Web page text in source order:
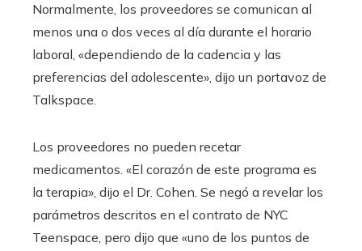
Normalmente, los proveedores se comunican al
menos una o dos veces al día durante el horario
laboral, «dependiendo de la cadencia y las
preferencias del adolescente», dijo un portavoz de
Talkspace.
Los proveedores no pueden recetar
medicamentos. «El corazón de este programa es
la terapia», dijo el Dr. Cohen. Se negó a revelar los
parámetros descritos en el contrato de NYC
Teenspace, pero dijo que «uno de los puntos de